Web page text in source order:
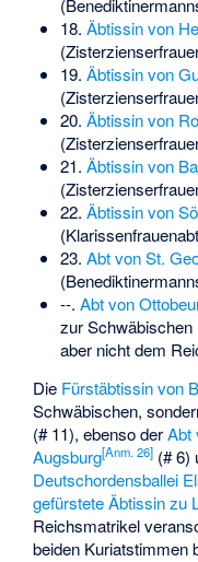
18. Äbtissin von
19. Äbtissin von
20. Äbtissin von
21. Äbtissin von
22. Äbtissin von
23. Abt von St.
--. Abt von
zur Schwäbischen
aber nicht dem
Die Fürstäbtissin von
Schwäbischen,
(# 11), ebenso derAbt
Augsburg[Anm. 26] (# 6)
Deutschordensballei
gefürstete Äbtissin zu
Reichsmatrikel
beiden Kuriatstimmen